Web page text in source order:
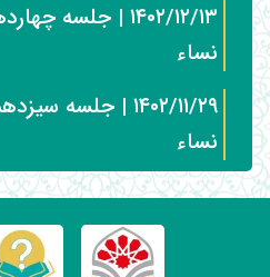
۱۴۰۲/۱۲/۱۳ | جلسه
نساء
۱۴۰۲/۱۱/۲۹ | جلسه
نساء